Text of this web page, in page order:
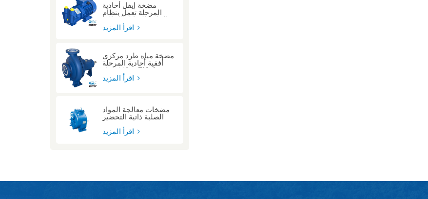
مضخة إيفل أحادية
المرحلة تعمل بنظام
الحلقة السائلة الخالية
من الزيت، مصممة
للتعامل مع الغازات
مضخة مياه طرد مركزي
أفقية أحادية المرحلة
وفقًا لمعيار Eifel
ISO2858
مضخات معالجة المواد
الصلبة ذاتية التحضير
شديدة التحمل ذات
ضغط عالٍ